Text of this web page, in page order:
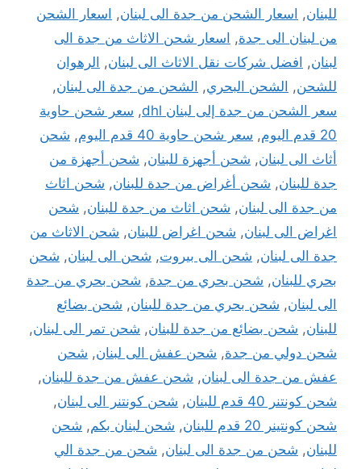
للبنان, اسعار الشحن من جدة الى لبنان, اسعار الشحن
من لبنان الى جدة, اسعار شحن الاثاث من جدة الى
لبنان, افضل شركات نقل الاثاث الى لبنان, الرهوان
للشحن, الشحن البحري, الشحن من جدة الى لبنان,
سعر الشحن من جدة إلى لبنان dhl
, سعر شحن حاوية
20 قدم اليوم
, سعر شحن حاوية 40 قدم اليوم , شحن
أثاث الى لبنان, شحن أجهزة للبنان, شحن أجهزة من
جدة للبنان, شحن أغراض من جدة للبنان, شحن اثاث
من جدة الى لبنان, شحن اثاث من جدة للبنان, شحن
اغراض الى لبنان, شحن اغراض للبنان, شحن الاثاث من
جدة الى لبنان, شحن الى بيروت, شحن الى لبنان, شحن
بحري للبنان, شحن بحري من جدة, شحن بحري من جدة
الى لبنان, شحن بحري من جدة للبنان, شحن بضائع
للبنان, شحن بضائع من جدة للبنان, شحن تمر الى لبنان,
شحن دولي من جدة, شحن عفش الى لبنان, شحن
عفش من جدة الى لبنان, شحن عفش من جدة للبنان,
شحن كونتنر 40 قدم للبنان
, شحن كونتنر الى لبنان,
شحن كونتينر 20 قدم للبنان
, شحن لبنان بكم, شحن
للبنان, شحن من جدة الى لبنان, شحن من جدة الي